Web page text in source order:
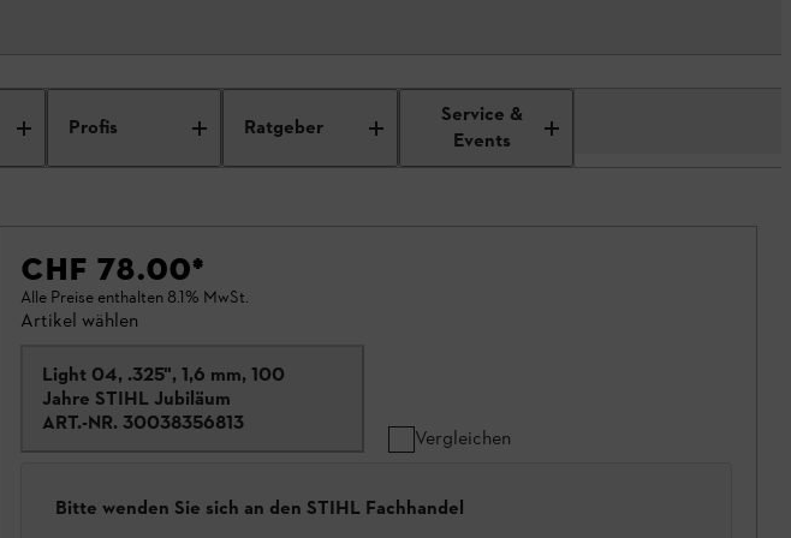
Profis Ratgeber
Service &
Events
CHF 78.00*
Alle Preise enthalten 8.1% MwSt.
Artikel wählen
Light 04, .325", 1,6 mm, 100
Jahre STIHL Jubiläum
ART.-NR. 30038356813
Vergleichen
Bitte wenden Sie sich an den STIHL Fachhandel